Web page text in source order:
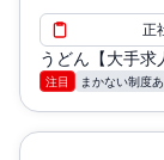
正
うどん【大手求
注目 まかない制度あ